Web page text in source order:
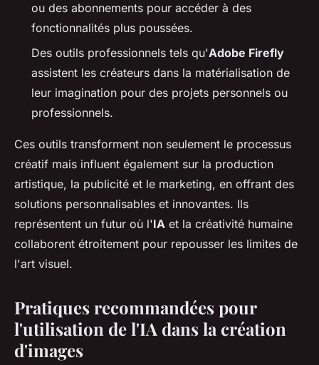
ou des abonnements pour accéder à des
fonctionnalités plus poussées.
Des outils professionnels tels qu'Adobe Firefly
assistent les créateurs dans la matérialisation de
leur imagination pour des projets personnels ou
professionnels.
Ces outils transforment non seulement le processus
créatif mais influent également sur la production
artistique, la publicité et le marketing, en offrant des
solutions personnalisables et innovantes. Ils
représentent un futur où l'IA et la créativité humaine
collaborent étroitement pour repousser les limites de
l'art visuel.
Pratiques recommandées pour
l'utilisation de l'IA dans la création
d'images